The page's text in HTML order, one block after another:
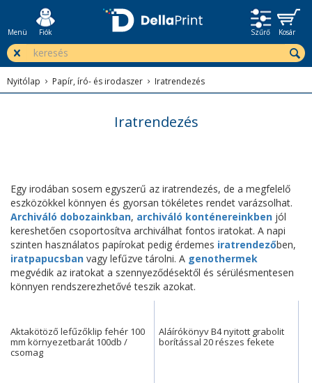
Menü Fiók Szűrő Kosár
Nyitólap Papír, író- és irodaszer Iratrendezés
Iratrendezés
Egy irodában sosem egyszerű az iratrendezés, de a megfelelő
eszközökkel könnyen és gyorsan tökéletes rendet varázsolhat.
Archiváló dobozainkban, archiváló konténereinkben jól
kereshetően csoportosítva archiválhat fontos iratokat. A napi
szinten használatos papírokat pedig érdemes iratrendezőben,
iratpapucsban vagy lefűzve tárolni. A genothermek
megvédik az iratokat a szennyeződésektől és sérülésmentesen
könnyen rendszerezhetővé teszik azokat.
Aktakötöző lefűzőklip fehér 100
mm környezetbarát 100db /
csomag
Aláírókönyv B4 nyitott grabolit
borítással 20 részes fekete